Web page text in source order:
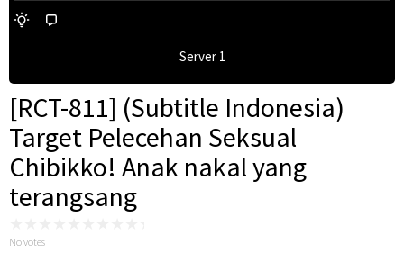
Server 1
[RCT-811] (Subtitle Indonesia)
Target Pelecehan Seksual
Chibikko! Anak nakal yang
terangsang
No votes